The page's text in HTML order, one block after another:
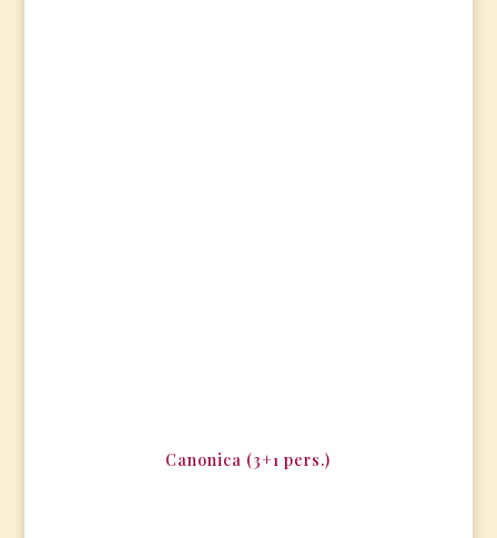
Canonica (3+1 pers.)